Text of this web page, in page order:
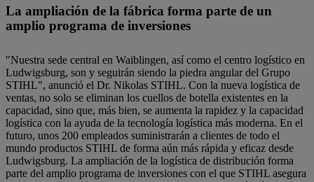
La ampliación de la fábrica forma parte de un
amplio programa de inversiones
"Nuestra sede central en Waiblingen, así como el centro logístico en
Ludwigsburg, son y seguirán siendo la piedra angular del Grupo
STIHL", anunció el Dr. Nikolas STIHL. Con la nueva logística de
ventas, no solo se eliminan los cuellos de botella existentes en la
capacidad, sino que, más bien, se aumenta la rapidez y la capacidad
logística con la ayuda de la tecnología logística más moderna. En el
futuro, unos 200 empleados suministrarán a clientes de todo el
mundo productos STIHL de forma aún más rápida y eficaz desde
Ludwigsburg. La ampliación de la logística de distribución forma
parte del amplio programa de inversiones con el que STIHL asegura